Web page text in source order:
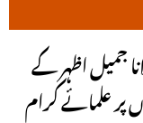
جمیل اظہر کے
پر علمائے کرام